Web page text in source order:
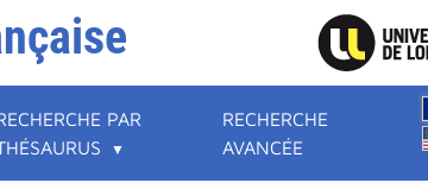
PAR
RECHERCHE
AVANCÉE